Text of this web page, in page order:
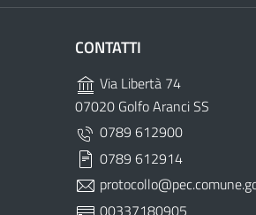
CONTATTI
Via Libertà 74
07020 Golfo Aranci SS
0789 612900
0789 612914